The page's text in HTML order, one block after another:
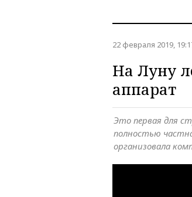
22 февраля 2019,
На Луну
аппарат
Это первая для
полностью
организовала